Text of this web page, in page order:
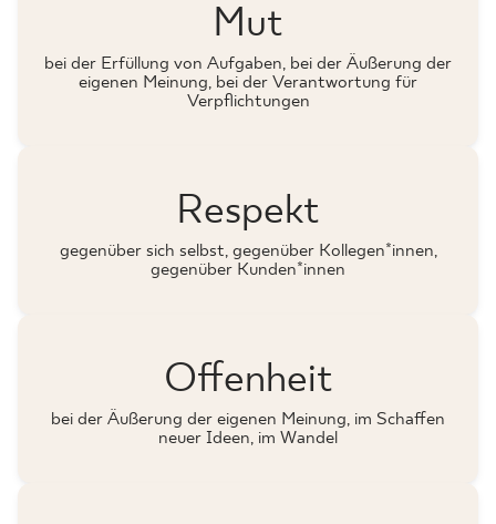
Mut
bei der Erfüllung von Aufgaben, bei der Äußerung der
eigenen Meinung, bei der Verantwortung für
Verpflichtungen
Respekt
gegenüber sich selbst, gegenüber Kollegen*innen,
gegenüber Kunden*innen
Offenheit
bei der Äußerung der eigenen Meinung, im Schaffen
neuer Ideen, im Wandel